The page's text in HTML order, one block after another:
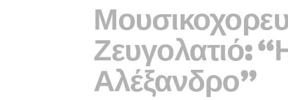
Ζευγολατιό:
Αλέξανδρο”